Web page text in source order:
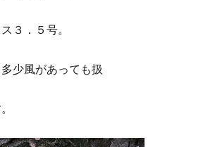
３．５号。
少風があっても扱